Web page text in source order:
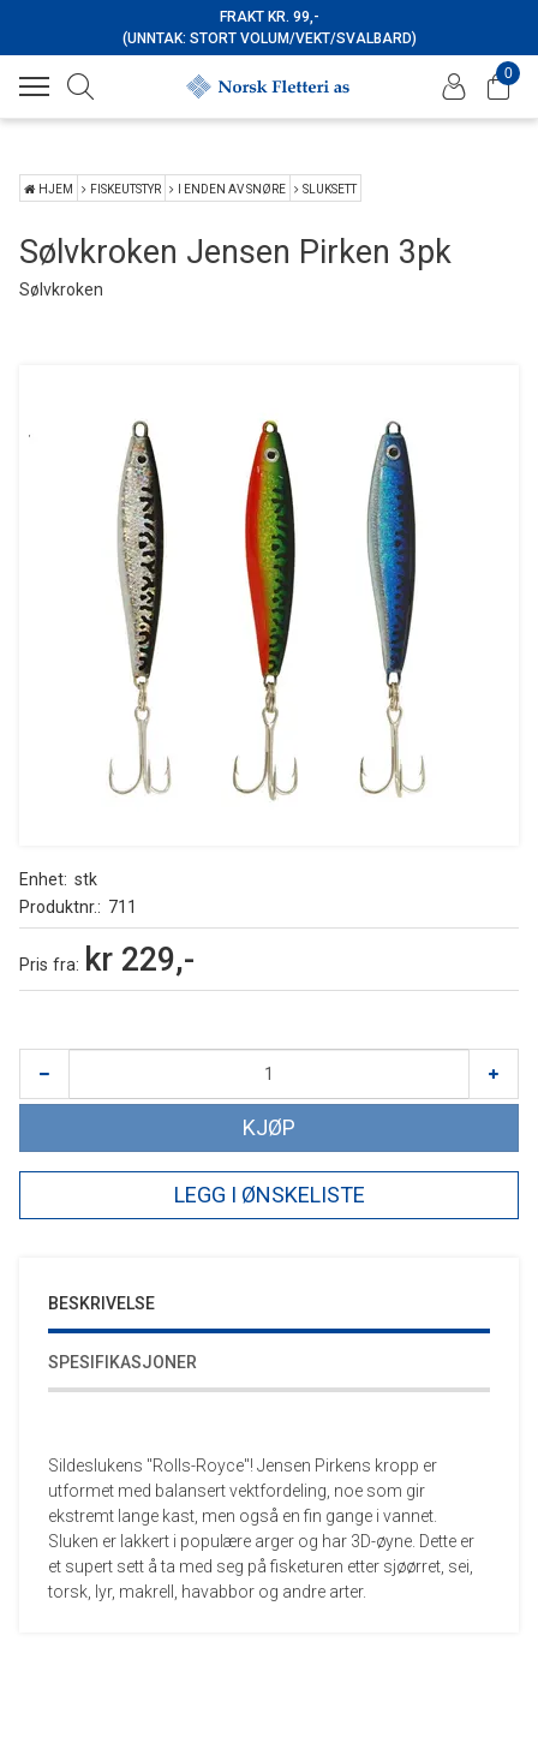
FRAKT KR. 99,-
(UNNTAK: STORT VOLUM/VEKT/SVALBARD)
0
HJEM FISKEUTSTYR I ENDEN AV SNØRE SLUKSETT
Sølvkroken Jensen Pirken 3pk
Sølvkroken
Enhet stk
Produktnr.
711
Pris fra kr 229,-
KJØP
LEGG I ØNSKELISTE
BESKRIVELSE
SPESIFIKASJONER
Sildeslukens "Rolls-Royce"! Jensen Pirkens kropp er
utformet med balansert vektfordeling, noe som gir
ekstremt lange kast, men også en fin gange i vannet.
Sluken er lakkert i populære arger og har 3D-øyne. Dette er
et supert sett å ta med seg på fisketuren etter sjøørret, sei,
torsk, lyr, makrell, havabbor og andre arter.